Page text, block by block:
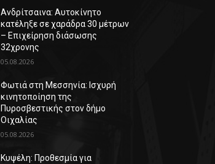
Ανδρίτσαινα: Αυτοκίνητο
κατέληξε σε χαράδρα 30 μέτρων
– Επιχείρηση διάσωσης
32χρονης
05.08.2026
Φωτιά στη Μεσσηνία: Ισχυρή
κινητοποίηση της
Πυροσβεστικής στον δήμο
Οιχαλίας
05.08.2026
Κυψέλη: Προθεσμία για